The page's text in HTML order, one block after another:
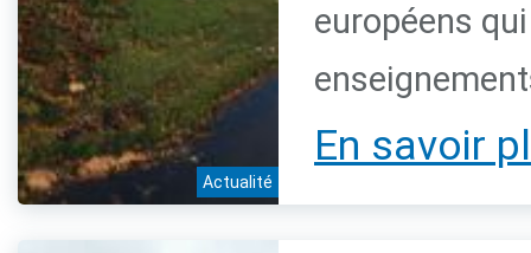
Actualité
européens
En savoir